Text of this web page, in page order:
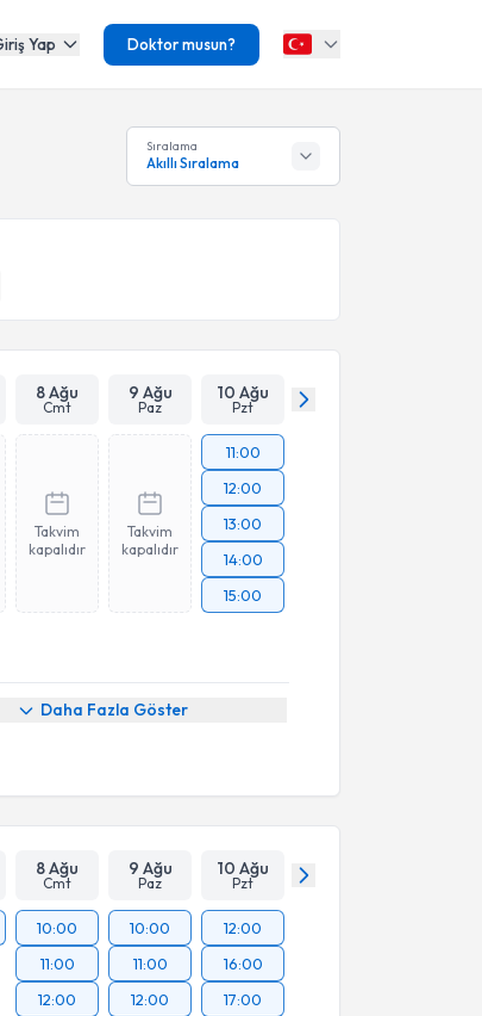
Yap Doktor musun?
Sıralama
Akıllı Sıralama
8 Ağu
Cmt
9 Ağu
Paz
10 Ağu
Pzt
Takvim
kapalıdır
Takvim
kapalıdır
11:00
12:00
13:00
14:00
15:00
Daha Fazla Göster
8 Ağu
Cmt
9 Ağu
Paz
10 Ağu
Pzt
10:00
11:00
12:00
10:00
11:00
12:00
12:00
16:00
17:00